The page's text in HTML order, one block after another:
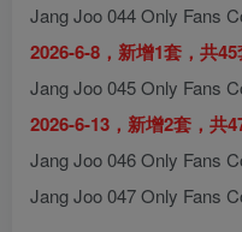
Jang Joo 044 Only Fans
2026-6-8，新增1套，共
Jang Joo 045 Only Fans
2026-6-13，新增2套，共
Jang Joo 046 Only Fans
Jang Joo 047 Only Fans